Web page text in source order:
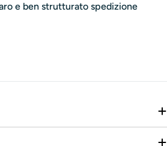
e ben strutturato spedizione